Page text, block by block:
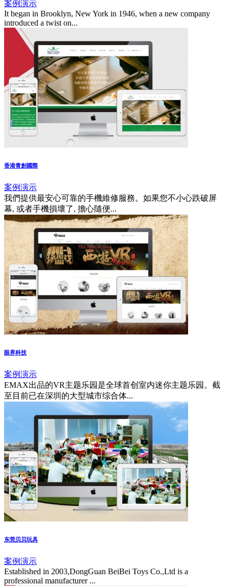
案例演示
It began in Brooklyn, New York in 1946, when a new company
introduced a twist on...
香港青創國際
案例演示
我們提供最安心可靠的手機維修服務。如果您不小心跌破屏
幕, 或者手機損壞了, 擔心隨便...
眼界科技
案例演示
EMAX出品的VR主题乐园是全球首创室内迷你主题乐园。截
至目前已在深圳的大型城市综合体...
东莞贝贝玩具
案例演示
Established in 2003,DongGuan BeiBei Toys Co.,Ltd is a
professional manufacturer ...